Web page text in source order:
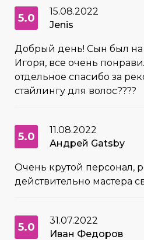
5.0
15.08.2022
Jenis
Добрый день! Сын был на
Игоря, все очень
отдельное спасибо за
стайлингу для волос????
5.0
11.08.2022
Андрей Gatsby
Очень крутой персонал,
действительно мастера
5.0
31.07.2022
Иван Федоров